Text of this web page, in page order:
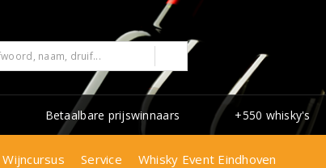
Betaalbare prijswinnaars +550 whisky's
Wijncursus Service Whisky Event Eindhoven